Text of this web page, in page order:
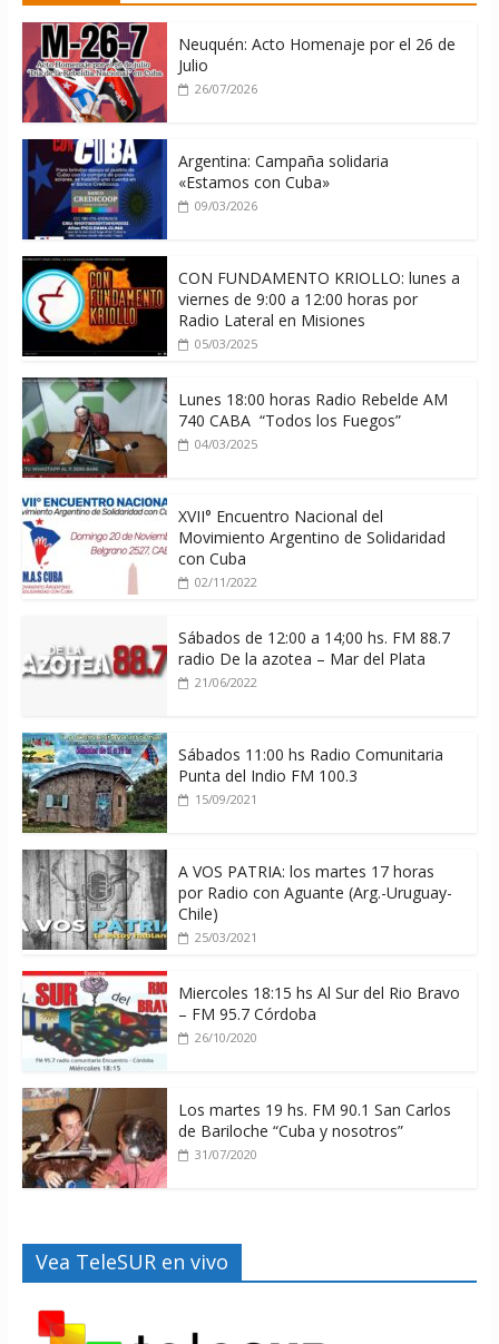
06/08/2026
Neuquén: Acto Homenaje por el 26 de
Julio
26/07/2026
Argentina: Campaña solidaria
«Estamos con Cuba»
09/03/2026
CON FUNDAMENTO KRIOLLO: lunes a
viernes de 9:00 a 12:00 horas por
Radio Lateral en Misiones
05/03/2025
Lunes 18:00 horas Radio Rebelde AM
740 CABA “Todos los Fuegos”
04/03/2025
XVII° Encuentro Nacional del
Movimiento Argentino de Solidaridad
con Cuba
02/11/2022
Sábados de 12:00 a 14;00 hs. FM 88.7
radio De la azotea – Mar del Plata
21/06/2022
Sábados 11:00 hs Radio Comunitaria
Punta del Indio FM 100.3
15/09/2021
A VOS PATRIA: los martes 17 horas
por Radio con Aguante (Arg.-Uruguay-
Chile)
25/03/2021
Miercoles 18:15 hs Al Sur del Rio Bravo
– FM 95.7 Córdoba
26/10/2020
Los martes 19 hs. FM 90.1 San Carlos
de Bariloche “Cuba y nosotros”
31/07/2020
Vea TeleSUR en vivo